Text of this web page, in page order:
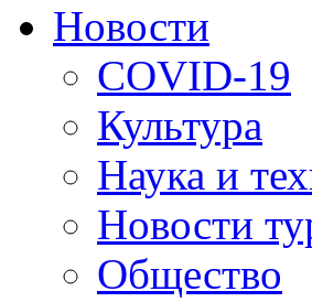
Новости
COVID-19
Культура
Наука и
Новости
Общество